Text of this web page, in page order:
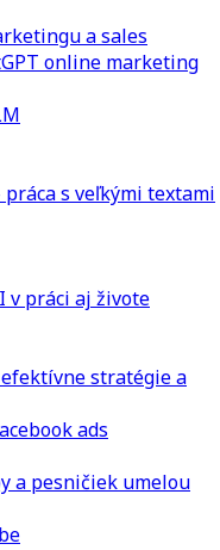
a sales
online marketing
s veľkými textami
v práci aj živote
stratégie a
ads
a pesničiek umelou